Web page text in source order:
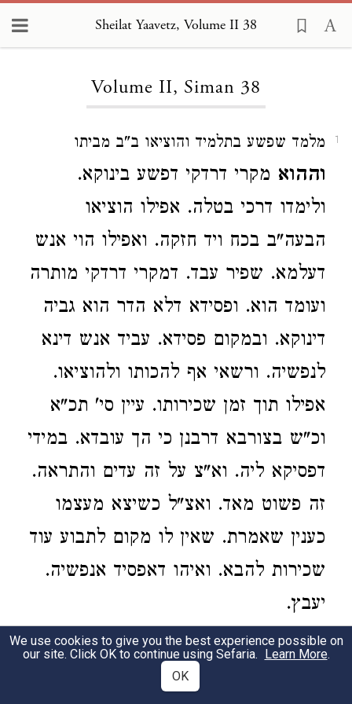
Sheilat Yaavetz, Volume II 38
Volume II, Siman 38
1 מלמד שפשע בתלמיד והוציאו ב"ב מביתו
וההוא מקרי דרדקי דפשע בינוקא.
ולימדו דרכי בטלה. אפילו הוציאו
הבעה"ב בכח ויד חזקה. ואפילו הוי אנש
דעלמא. שפיר עבד. דמקרי דרדקי מותרה
ועומד הוא. ופסידא דלא הדר הוא גביה
דינוקא. ובמקום פסידא. עביד אנש דינא
לנפשיה. ורשאי אף להכותו ולהוציאו.
אפילו תוך זמן שכירותו. עיין סי' תכ"א
וכ"ש בצורבא דרבנן כי הך עובדא. במידי
דפסיקא ליה. וא"צ על זה עדים והתראה.
זה פשוט מאד. ואצ"ל כשיצא מעצמו
כענין שאמרת. שאין לו מקום לתבוע עוד
שכירות להבא. ואיהו דאפסיד אנפשיה.
יעבץ.
Volume II, Siman 39
We use cookies to give you the best experience possible on
our site. Click OK to continue using Sefaria. Learn More.
OK